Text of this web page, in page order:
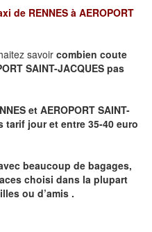
de RENNES à AEROPORT
savoir combien coute
SAINT-JACQUES pas
et AEROPORT SAINT-
tarif jour et entre 35-40 euro
beaucoup de bagages,
choisi dans la plupart
ou d’amis .